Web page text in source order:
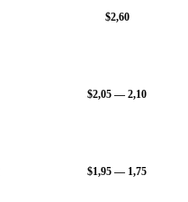
$2,60
$2,05 — 2,10
$1,95 — 1,75